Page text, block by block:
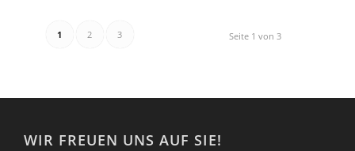
Seite 1 von 3
1 2 3
WIR FREUEN UNS AUF SIE!